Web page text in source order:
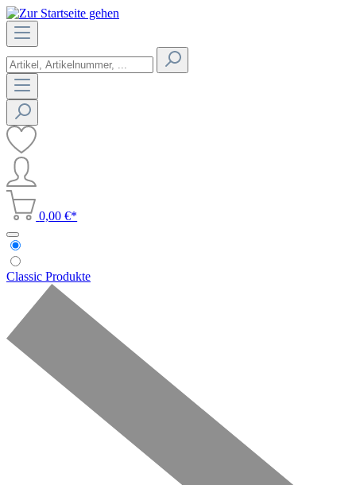
0,00 €*
Classic Produkte